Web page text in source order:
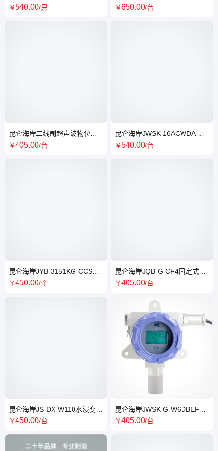
度温湿度变送器 RS-485网络总
￥540.00/只
昆仑海岸二线制超声波物位变
送器JCS-06T 4-20mA输出
￥405.00/台
昆仑海岸JYB-3151KG-CCS系
列船用型液位变送器
￥450.00/个
昆仑海岸JS-DX-W110水浸变送
器 网RS-485输出
￥450.00/台
湿度变送器三线制4-20mA
￥650.00/台
昆仑海岸JWSK-16ACWDA 三
线制4mA-20mA 温湿度变送器
￥540.00/台
昆仑海岸JQB-G-CF4固定式四
氟化碳气体检测仪
￥405.00/台
昆仑海岸JWSK-G-W6DBEF温
湿度传感器防爆现场专用
￥405.00/台